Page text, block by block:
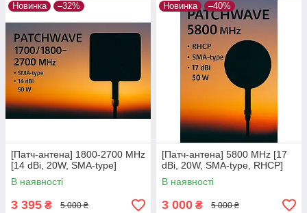
Новинка –32%
[Патч-антена] 1800-2700 MHz
[14 dBi, 20W, SMA-type]
В наявності
3 395 ₴ 5 000 ₴
Новинка –40%
[Патч-антена] 5800 MHz [17
dBi, 20W, SMA-type, RHCP]
В наявності
3 000 ₴ 5 000 ₴